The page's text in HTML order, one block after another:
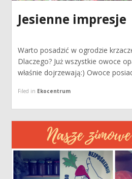
Jesienne impresje
Warto posadzić w ogrodzie
Dlaczego? Już wszystkie owoce
właśnie dojrzewają:) Owoce
Filed in Ekocentrum